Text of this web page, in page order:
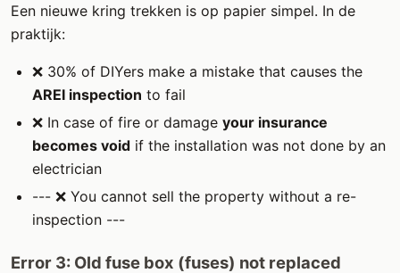
Een nieuwe kring trekken is op papier simpel. In de
praktijk:
❌ 30% of DIYers make a mistake that causes the
AREI inspection to fail
❌ In case of fire or damage your insurance
becomes void if the installation was not done by an
electrician
--- ❌ You cannot sell the property without a re-
inspection ---
Error 3: Old fuse box (fuses) not replaced